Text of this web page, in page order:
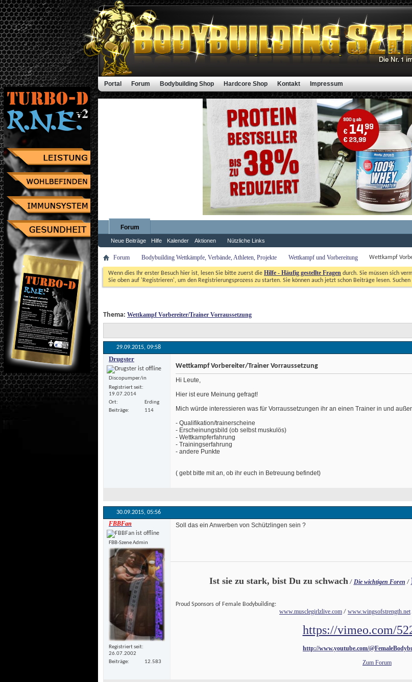
Portal Forum Bodybuilding Shop Hardcore Shop Kontakt Impressum
Forum
Neue Beiträge Hilfe Kalender Aktionen Nützliche Links
Forum Bodybuilding Wettkämpfe, Verbände, Athleten, Projekte Wettkampf und Vorbereitung Wettkampf
Wenn dies Ihr erster Besuch hier ist, lesen Sie bitte zuerst die Hilfe - Häufig gestellte Fragen durch. Sie müssen sich
Sie oben auf 'Registrieren', um den Registrierungsprozess zu starten. Sie können auch jetzt schon Beiträge lesen.
Thema: Wettkampf Vorbereiter/Trainer Vorraussetzung
29.09.2015, 09:58
Drugster
Discopumper/in
Registriert seit
19.07.2014
Ort
Erding
Beiträge
114
Wettkampf Vorbereiter/Trainer Vorraussetzung
Hi Leute,
Hier ist eure Meinung gefragt!
Mich würde interessieren was für Vorraussetzungen ihr an einen Trainer in und
- Qualifikation/trainerscheine
- Erscheinungsbild (ob selbst muskulös)
- Wettkampferfahrung
- Trainingserfahrung
- andere Punkte
( gebt bitte mit an, ob ihr euch in Betreuung befindet)
30.09.2015, 05:56
FBBFan
FBB-Szene Admin
Registriert seit
26.07.2002
Beiträge
12.583
Soll das ein Anwerben von Schützlingen sein ?
Ist sie zu stark, bist Du zu schwach / Die wichtigen Foren /
Proud Sponsors of Female Bodybuilding:
www.musclegirlzlive.com / www.wingsofstrength.net
https://vimeo.com/
http://www.youtube.com/
Zum Forum